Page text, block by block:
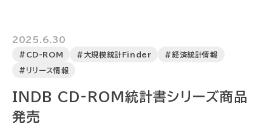
2025.6.30
#CD-ROM #大規模統計Finder #経済統計情報
#リリース情報
INDB CD-ROM統計書シリーズ商品
発売